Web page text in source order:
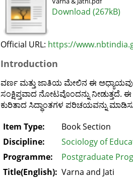
Download (267kB)
Official URL: https://
Introduction
ವರ್ಣ ಮತ್ತು ಜಾತಿಯ ಮೇಲಿನ ಈ ಅಧ್ಯಾಯವು
ಸಂಕ್ಷಿಪ್ತವಾದ ನೋಟವೊಂದನ್ನು
ಕುರಿತಾದ ಸಿದ್ಧಾಂತಗಳ ಪರಿಚಯವನ್ನು
Item Type:
Book Section
Discipline:
Sociology of
Programme:
Postgraduate
Title(English): Varna and Jati